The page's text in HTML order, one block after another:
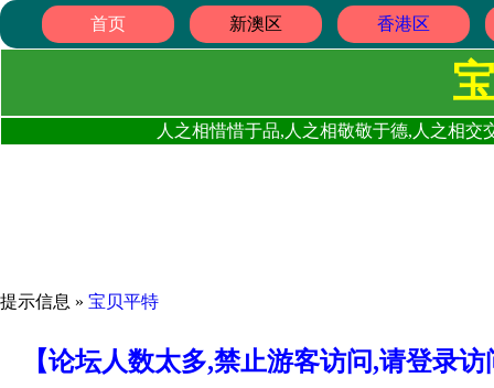
首页 新澳区 香港区
人之相惜惜于品,人之相敬敬于德,人之相
提示信息 » 宝贝平特
【论坛人数太多,禁止游客访问,请登录